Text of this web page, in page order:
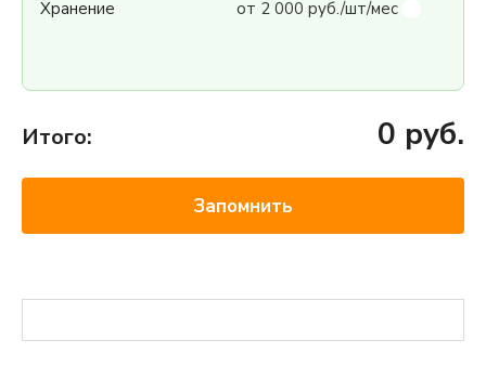
Хранение от 2 000 руб./шт/мес
Итого: 0 руб.
Запомнить